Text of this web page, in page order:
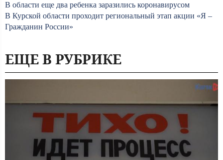
В области еще два ребенка заразились коронавирусом
В Курской области проходит региональный этап акции «Я –
Гражданин России»
ЕЩЕ В РУБРИКЕ